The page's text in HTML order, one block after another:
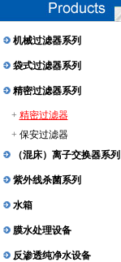
机械过滤器系列
袋式过滤器系列
精密过滤器系列
+ 精密过滤器
+ 保安过滤器
（混床）离子交换器系列
紫外线杀菌系列
水箱
膜水处理设备
反渗透纯净水设备